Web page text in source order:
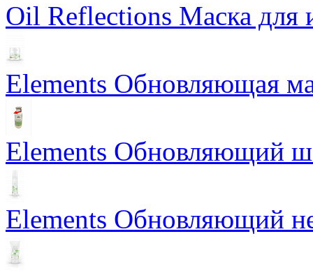
Oil Reflections Маска для
Elements Обновляющая
Elements Обновляющий
Elements Обновляющий